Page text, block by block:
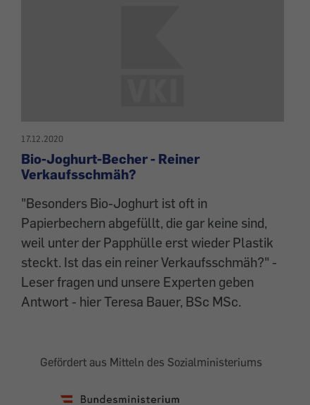
17.12.2020
Bio-Joghurt-Becher - Reiner
Verkaufsschmäh?
"Besonders Bio-Joghurt ist oft in
Papierbechern abgefüllt, die gar keine sind,
weil unter der Papphülle erst wieder Plastik
steckt. Ist das ein reiner Verkaufsschmäh?" -
Leser fragen und unsere Experten geben
Antwort - hier Teresa Bauer, BSc MSc.
Gefördert aus Mitteln des Sozialministeriums